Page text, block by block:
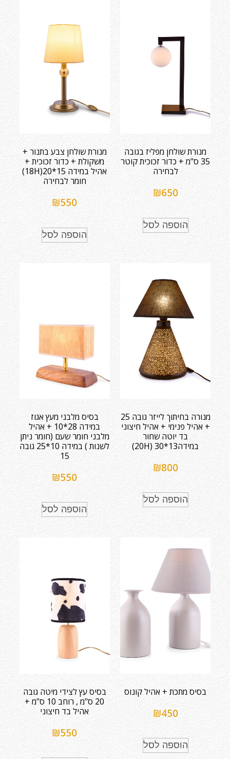
מנורת שולחן מפליז בגובה
35 ס"מ + כדור זכוכית קוטר
לבחירה
₪650
הוספה לסל
מנורת שולחן צבע בתנור +
משקולת + כדור זכוכית +
אהיל במידה 15*20(18H)
חומר לבחירה
₪550
הוספה לסל
מנורה בחיתוך לייזר גובה 25
+ אהיל פנימי + אהיל חיצוני
בד יוטה שחור
במידה13*30 (20H)
₪800
הוספה לסל
בסיס מלבני מעץ אגוז
במידה 28*10 + אהיל
מלבני חומר שעם (חומר ניתן
לשנות ) במידה 10*25 גובה
15
₪550
הוספה לסל
בסיס מתכת + אהיל קונוס
₪450
הוספה לסל
בסיס עץ לצידי מיטה גובה
20 ס"מ , רוחב 10 ס"מ +
אהיל בד חיצוני
₪550